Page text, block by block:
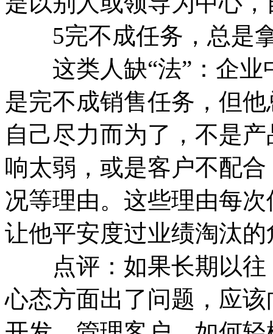
5完不成任务，总是
这类人缺“法”：企业
是完不成销售任务，但
自己尽力而为了，不是
响太弱，或是客户不配
况等理由。这些理由每
让他平安度过业绩淘汰的
点评：如果长期以往
心态方面出了问题，应